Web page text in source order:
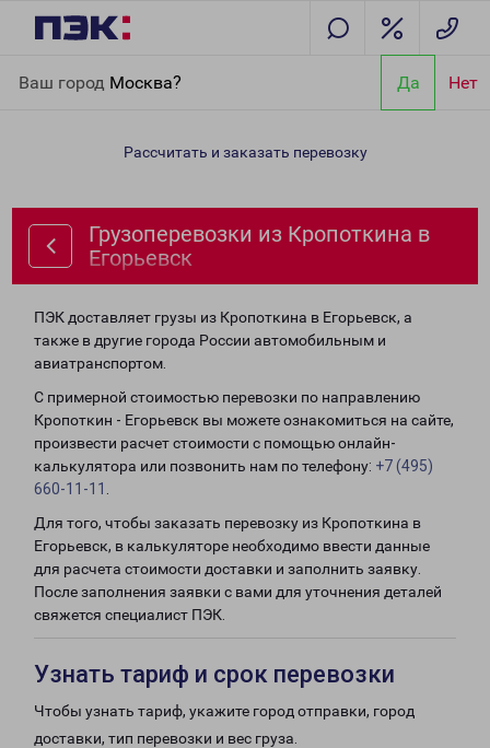
Ваш город Москва? Да Нет
Егорьевск
Рассчитать и заказать перевозку
Грузоперевозки из Кропоткина в
Егорьевск
ПЭК доставляет грузы из Кропоткина в Егорьевск, а
также в другие города России автомобильным и
авиатранспортом.
С примерной стоимостью перевозки по направлению
Кропоткин - Егорьевск вы можете ознакомиться на сайте,
произвести расчет стоимости с помощью онлайн-
калькулятора или позвонить нам по телефону: +7 (495)
660-11-11
Для того, чтобы заказать перевозку из Кропоткина в
Егорьевск, в калькуляторе необходимо ввести данные
для расчета стоимости доставки и заполнить заявку.
После заполнения заявки с вами для уточнения деталей
свяжется специалист ПЭК.
Узнать тариф и срок перевозки
Чтобы узнать тариф, укажите город отправки, город
доставки, тип перевозки и вес груза.